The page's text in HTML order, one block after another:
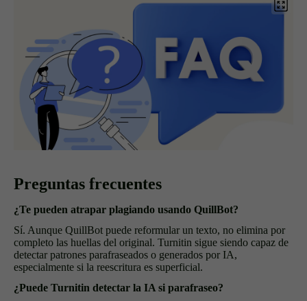
Preguntas frecuentes
¿Te pueden atrapar plagiando usando QuillBot?
Sí. Aunque QuillBot puede reformular un texto, no elimina por
completo las huellas del original. Turnitin sigue siendo capaz de
detectar patrones parafraseados o generados por IA,
especialmente si la reescritura es superficial.
¿Puede Turnitin detectar la IA si parafraseo?